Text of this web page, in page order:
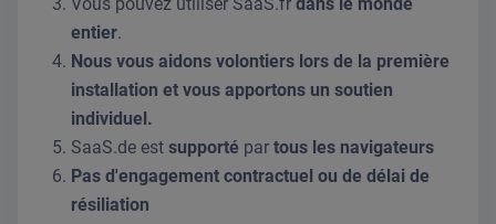
entier.
Nous vous aidons volontiers lors de la première
installation et vous apportons un soutien
individuel.
SaaS.de est supporté par tous les navigateurs
Pas d'engagement contractuel ou de délai de
résiliation